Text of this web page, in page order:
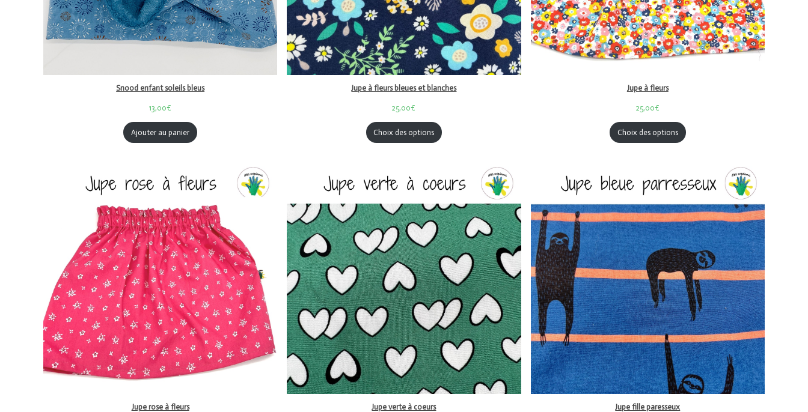
Snood enfant soleils bleus
13,00€
Ajouter au panier
Jupe à fleurs bleues et blanches
25,00€
Choix des options
Jupe à fleurs
25,00€
Choix des options
Jupe rose à fleurs Jupe verte à coeurs Jupe fille paresseux